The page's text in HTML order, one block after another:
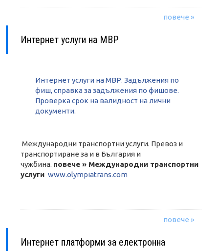
повече »
Интернет услуги на МВР
Интернет услуги на МВР. Задължения по
фиш, справка за задължения по фишове.
Проверка срок на валидност на лични
документи.
Международни транспортни услуги. Превоз и
транспортиране за и в България и
чужбина. повече » Международни транспортни
услуги www.olympiatrans.com
повече »
Интернет платформи за електронна